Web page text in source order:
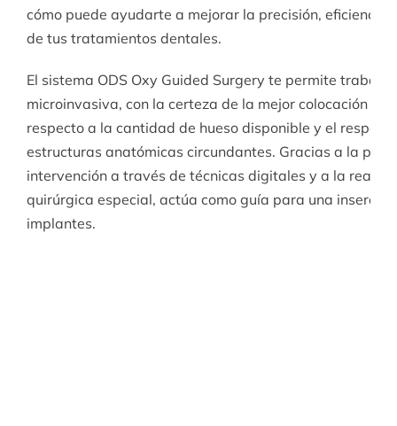
cómo puede ayudarte a mejorar la precisión, eficiencia
de tus tratamientos dentales.
El sistema ODS Oxy Guided Surgery te permite
microinvasiva, con la certeza de la mejor colocación de
respecto a la cantidad de hueso disponible y el respeto
estructuras anatómicas circundantes. Gracias a la
intervención a través de técnicas digitales y a la
quirúrgica especial, actúa como guía para una
implantes.